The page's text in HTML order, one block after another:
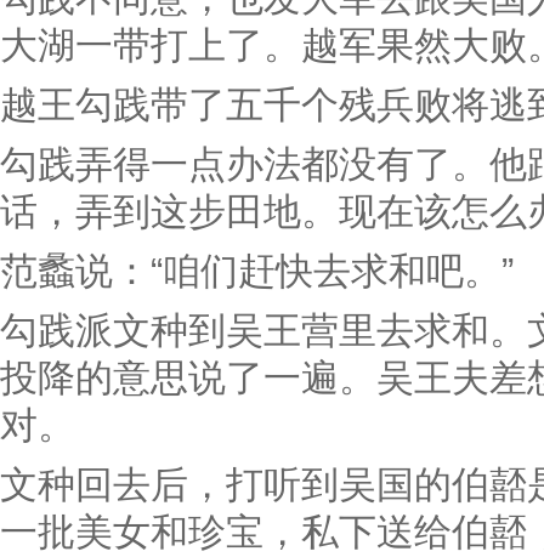
大湖一带打上了。越军果然大败
越王勾践带了五千个残兵败将
勾践弄得一点办法都没有了。他
话，弄到这步田地。现在该怎么
范蠡说：“咱们赶快去求和吧。”
勾践派文种到吴王营里去求和
投降的意思说了一遍。吴王夫
对。
文种回去后，打听到吴国的伯
一批美女和珍宝，私下送给伯